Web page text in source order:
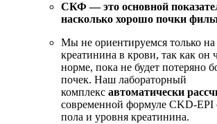
СКФ — это основной
насколько хорошо почки
Мы не ориентируемся только на
креатинина в крови, так как он
норме, пока не будет потеряно
почек. Наш лабораторный
комплекс автоматически
современной формуле CKD-EPI
пола и уровня креатинина.